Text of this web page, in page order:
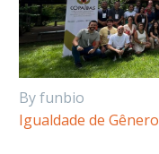
By funbio
Igualdade de Gênero